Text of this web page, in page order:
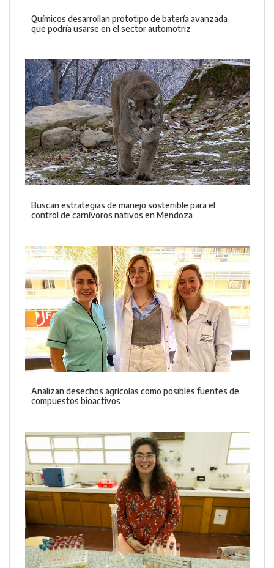
Químicos desarrollan prototipo de batería avanzada
que podría usarse en el sector automotriz
Buscan estrategias de manejo sostenible para el
control de carnívoros nativos en Mendoza
Analizan desechos agrícolas como posibles fuentes de
compuestos bioactivos